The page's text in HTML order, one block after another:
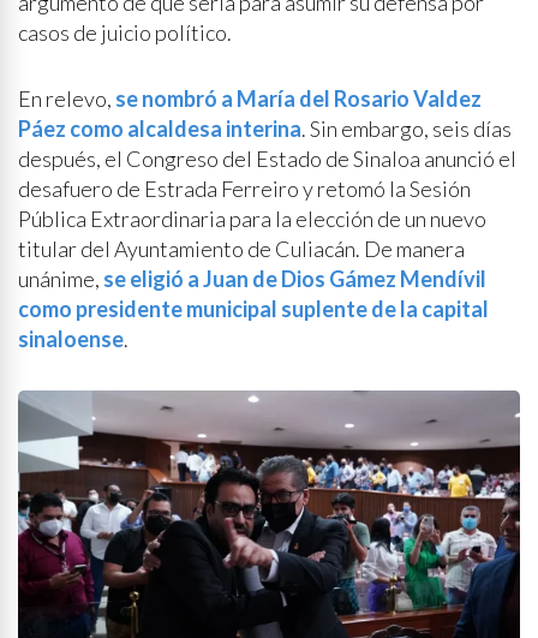
casos de juicio político.
En relevo, se nombró a María del Rosario Valdez
Páez como alcaldesa interina. Sin embargo, seis días
después, el Congreso del Estado de Sinaloa anunció el
desafuero de Estrada Ferreiro y retomó la Sesión
Pública Extraordinaria para la elección de un nuevo
titular del Ayuntamiento de Culiacán. De manera
unánime, se eligió a Juan de Dios Gámez Mendívil
como presidente municipal suplente de la capital
sinaloense.